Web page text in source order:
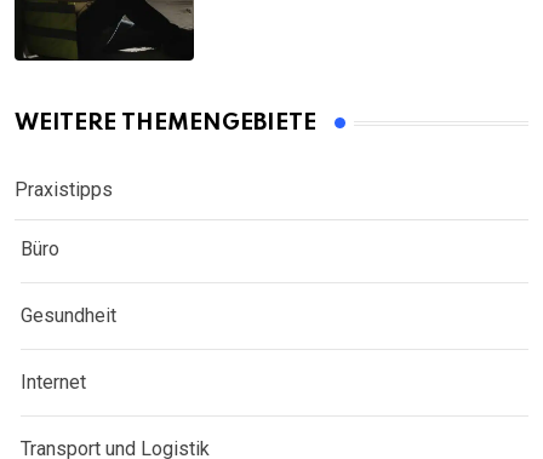
WEITERE THEMENGEBIETE
Praxistipps
Büro
Gesundheit
Internet
Transport und Logistik